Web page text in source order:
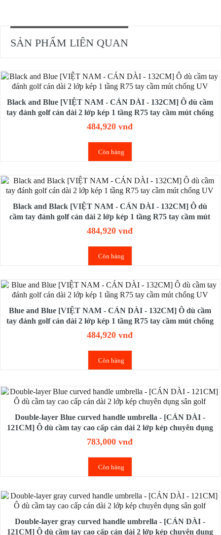
SẢN PHẨM LIÊN QUAN
Black and Blue [VIỆT NAM - CÁN DÀI - 132CM] Ô dù cầm
tay đánh golf cán dài 2 lớp kép 1 tầng R75 tay cầm mút chống
UV
484,920 vnđ
Còn hàng
Black and Black [VIỆT NAM - CÁN DÀI - 132CM] Ô dù
cầm tay đánh golf cán dài 2 lớp kép 1 tầng R75 tay cầm mút
chống UV
484,920 vnđ
Còn hàng
Blue and Blue [VIỆT NAM - CÁN DÀI - 132CM] Ô dù cầm
tay đánh golf cán dài 2 lớp kép 1 tầng R75 tay cầm mút chống
UV
484,920 vnđ
Còn hàng
Double-layer Blue curved handle umbrella - [CÁN DÀI -
121CM] Ô dù cầm tay cao cấp cán dài 2 lớp kép chuyên dụng
sân golf
783,000 vnđ
Còn hàng
Double-layer gray curved handle umbrella - [CÁN DÀI -
121CM] Ô dù cầm tay cao cấp cán dài 2 lớp kép chuyên dụng